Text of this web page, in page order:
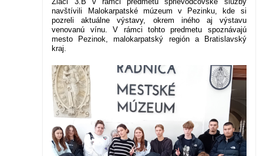
navštívili Malokarpatské múzeum v Pezinku, kde si
pozreli aktuálne výstavy, okrem iného aj výstavu
venovanú vínu. V rámci tohto predmetu spoznávajú
mesto Pezinok, malokarpatský región a Bratislavský
kraj.